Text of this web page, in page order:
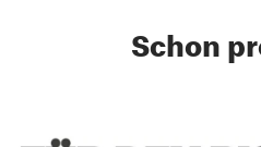
Schon